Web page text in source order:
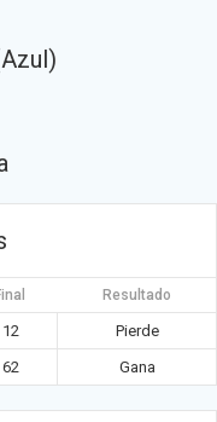
Resultado
12
Pierde
62 Gana